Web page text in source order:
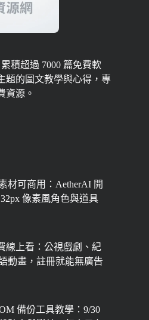
積超過 7000 篇免費軟
題的圖文教學與心得，專
資源。
材可商用：AetherAI 開
像素風角色與道具
線上看：公視戲劇、紀
動畫，註冊就能無廣告
備份工具教學：9/30